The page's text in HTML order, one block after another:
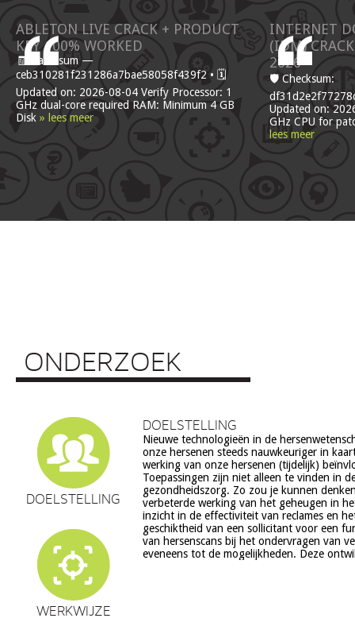
ABLETON LIVE CRACK + PRODUCT
KEY 100% WORKED
🧾 Hash-sum —
ceb310281f231286a7bae58058f439f2 • 🗓
Updated on: 2026-08-04 Verify Processor: 1
GHz dual-core required RAM: Minimum 4 GB
Disk » lees meer
INTERNET
(IDM)
2026
🛡️ Checksum:
Updated on:
GHz CPU for
lees meer
ONDERZOEK
DOELSTELLING
WERKWIJZE
DOELSTELLING
Nieuwe technologieën in de
onze hersenen steeds nauwkeuriger in
werking van onze hersenen (tijdelijk)
Toepassingen zijn niet alleen te vinden in
gezondheidszorg. Zo zou je kunnen
verbeterde werking van het geheugen in
inzicht in de effectiviteit van reclames en
geschiktheid van een sollicitant voor een
van hersenscans bij het ondervragen van
eveneens tot de mogelijkheden. Deze
echter ook veel vragen op, onder meer op
ethiek (recht op privacy, gelijkheid,
volksgezondheid (veiligheid) en veranderingen in ons
en waarden stelsel. De beoogde commerciële toepassing
een aantal van deze technologieën is een extra
zorg. Het doel van dit project is om een
verantwoorde ontwikkeling van
hersenwetenschappen te realiseren,